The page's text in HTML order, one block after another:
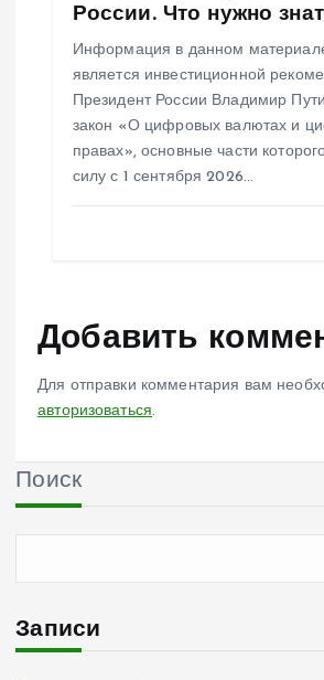
России. Что нужно
Информация в данном
является инвестиционной
Президент России Владимир
закон «О цифровых валютах и
правах», основные части
силу с 1 сентября 2026…
Добавить
Для отправки комментария вам
авторизоваться.
Поиск
Записи